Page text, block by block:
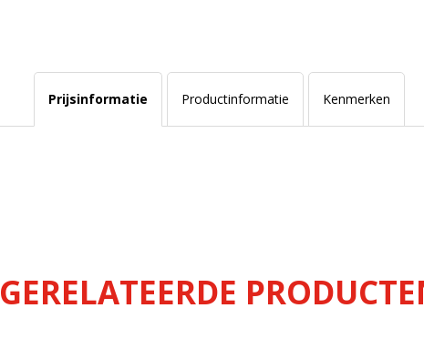
Prijsinformatie Productinformatie Kenmerken
GERELATEERDE